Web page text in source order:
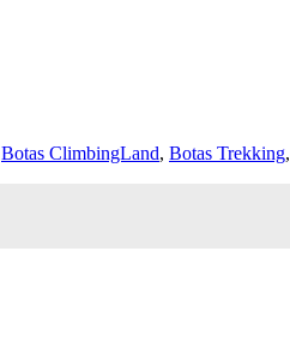
Botas ClimbingLand, Botas Trekking,